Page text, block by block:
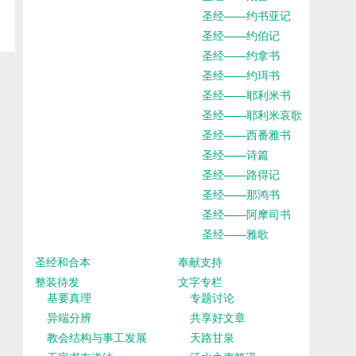
圣经——约书亚记
圣经——约伯记
圣经——约拿书
圣经——约珥书
圣经——耶利米书
圣经——耶利米哀歌
圣经——西番雅书
圣经——诗篇
圣经——路得记
圣经——那鸿书
圣经——阿摩司书
圣经——雅歌
圣经和合本
奉献支持
整装待发
基要真理
异端分辨
教会结构与事工发展
文字专栏
专题讨论
共享好文章
天路甘泉